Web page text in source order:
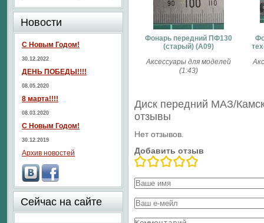
Фонарь передний ПФ130
(старый) (А09)
Аксессуары для моделей
(1:43)
Диск передний МАЗ/
отзывы
Нет отзывов.
Добавить отзыв
Новости
С Новым Годом!
30.12.2022
ДЕНЬ ПОБЕДЫ!!!!
08.05.2020
8 марта!!!!
08.03.2020
С Новым Годом!
30.12.2019
Архив новостей
Сейчас на сайте